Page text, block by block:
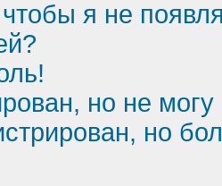
я не
но не могу
но